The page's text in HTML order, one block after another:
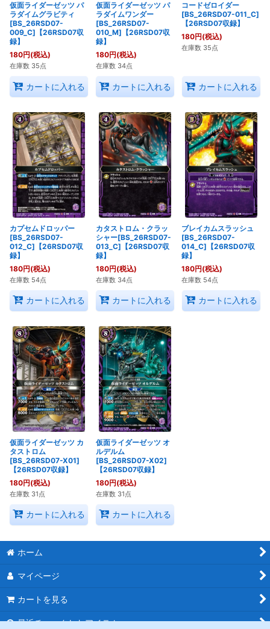
仮面ライダーゼッツ パ
ラダイムグラビティ
[BS_26RSD07-
009_C]【26RSD07収
録】
180円(税込)
在庫数 35点
カートに入れる
仮面ライダーゼッツ パ
ラダイムワンダー
[BS_26RSD07-
010_M]【26RSD07収
録】
180円(税込)
在庫数 34点
カートに入れる
コードゼロイダー
[BS_26RSD07-011_C]
【26RSD07収録】
180円(税込)
在庫数 35点
カートに入れる
カプセムドロッパー
[BS_26RSD07-
012_C]【26RSD07収
録】
180円(税込)
在庫数 54点
カートに入れる
カタストロム・クラッ
シャー[BS_26RSD07-
013_C]【26RSD07収
録】
180円(税込)
在庫数 34点
カートに入れる
ブレイカムスラッシュ
[BS_26RSD07-
014_C]【26RSD07収
録】
180円(税込)
在庫数 54点
カートに入れる
仮面ライダーゼッツ カ
タストロム
[BS_26RSD07-X01]
【26RSD07収録】
180円(税込)
在庫数 31点
カートに入れる
仮面ライダーゼッツ オ
ルデルム
[BS_26RSD07-X02]
【26RSD07収録】
180円(税込)
在庫数 31点
カートに入れる
ホーム
マイページ
カートを見る
最近チェックしたアイテム